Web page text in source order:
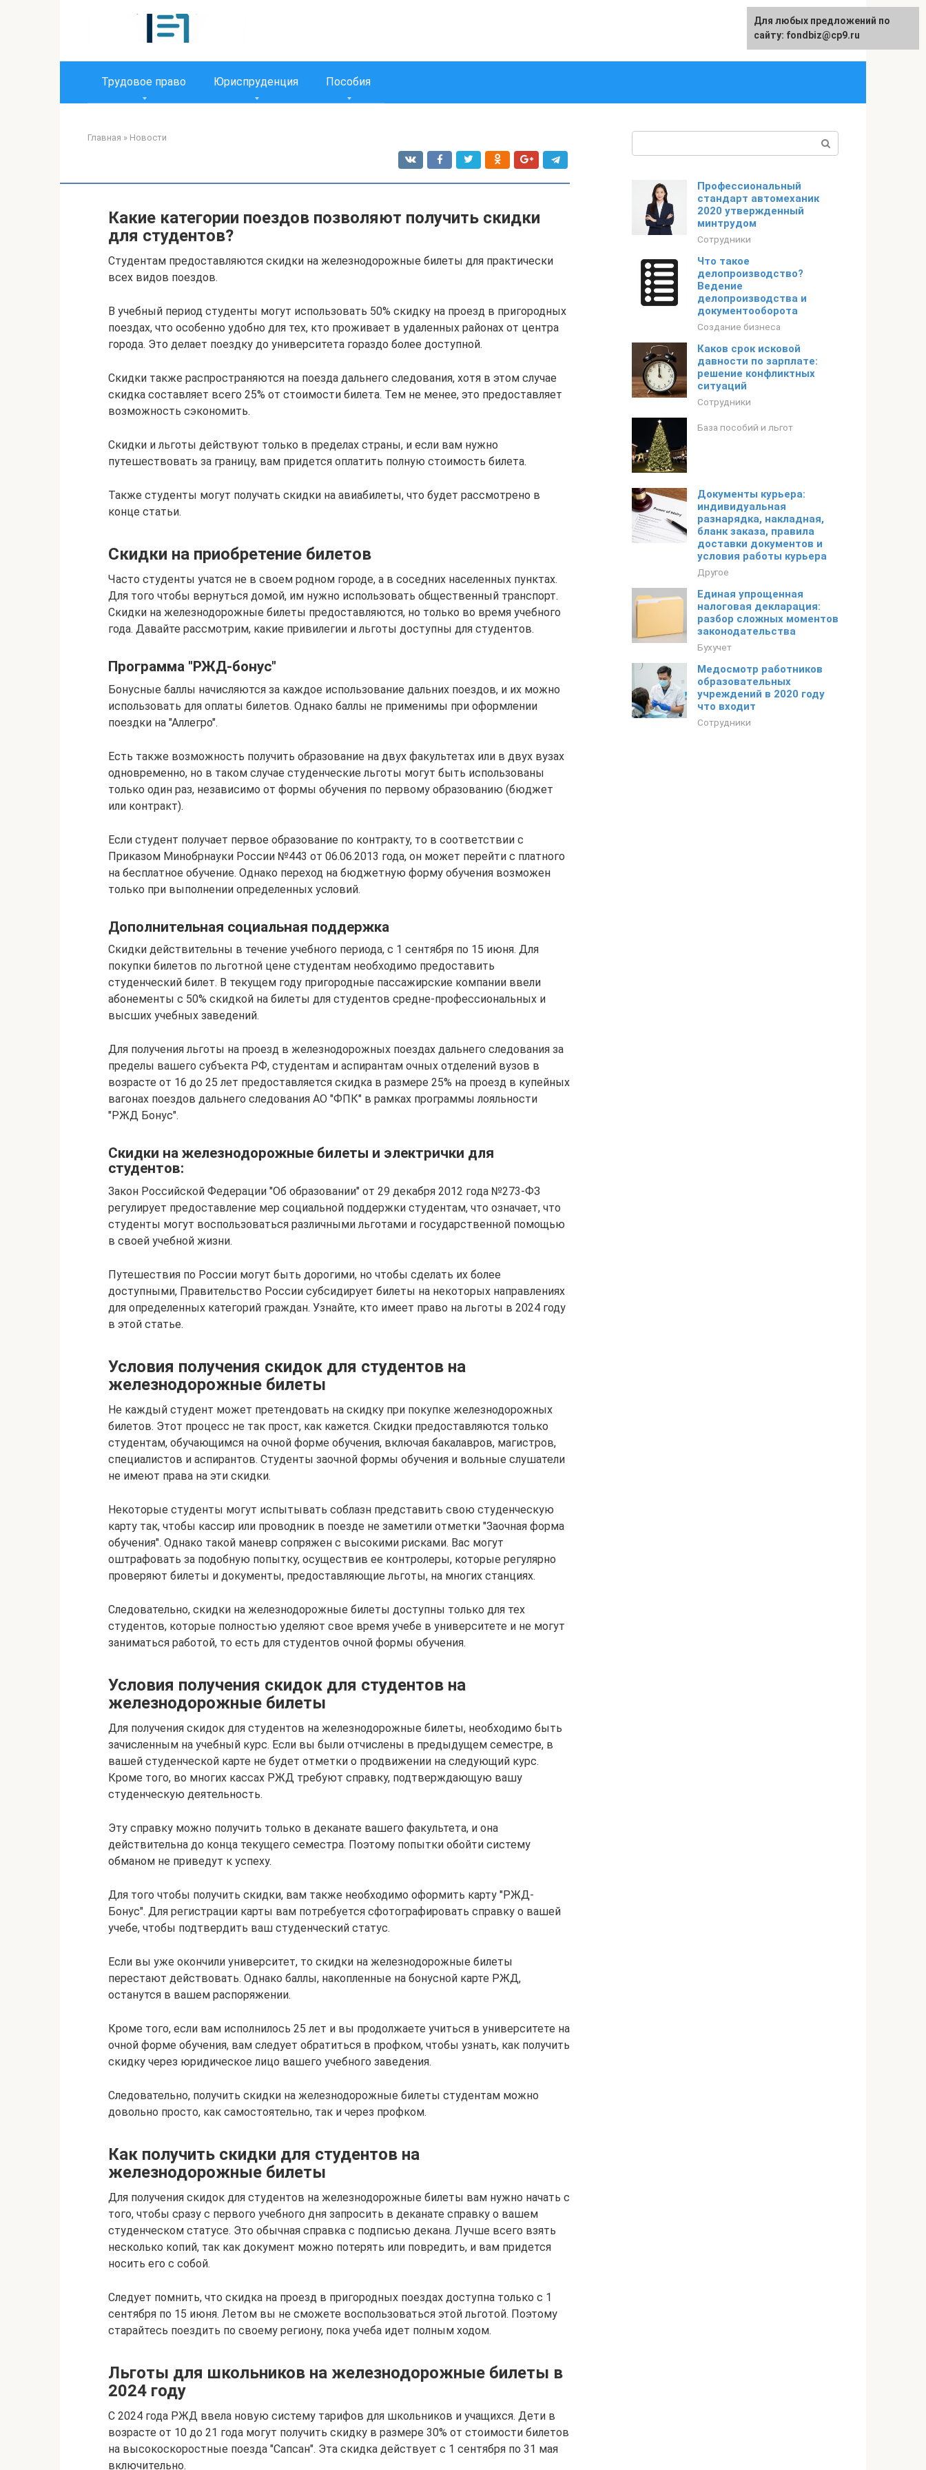
English
Трудовое право Юриспруденция Пособия
Главная » Новости
Какие категории поездов позволяют получить скидки
для студентов?
Студентам предоставляются скидки на железнодорожные билеты для практически
всех видов поездов.
В учебный период студенты могут использовать 50% скидку на проезд в пригородных
поездах, что особенно удобно для тех, кто проживает в удаленных районах от центра
города. Это делает поездку до университета гораздо более доступной.
Скидки также распространяются на поезда дальнего следования, хотя в этом случае
скидка составляет всего 25% от стоимости билета. Тем не менее, это предоставляет
возможность сэкономить.
Скидки и льготы действуют только в пределах страны, и если вам нужно
путешествовать за границу, вам придется оплатить полную стоимость билета.
Также студенты могут получать скидки на авиабилеты, что будет рассмотрено в
конце статьи.
Скидки на приобретение билетов
Часто студенты учатся не в своем родном городе, а в соседних населенных пунктах.
Для того чтобы вернуться домой, им нужно использовать общественный транспорт.
Скидки на железнодорожные билеты предоставляются, но только во время учебного
года. Давайте рассмотрим, какие привилегии и льготы доступны для студентов.
Программа "РЖД-бонус"
Бонусные баллы начисляются за каждое использование дальних поездов, и их можно
использовать для оплаты билетов. Однако баллы не применимы при оформлении
поездки на "Аллегро".
Есть также возможность получить образование на двух факультетах или в двух вузах
одновременно, но в таком случае студенческие льготы могут быть использованы
только один раз, независимо от формы обучения по первому образованию (бюджет
или контракт).
Если студент получает первое образование по контракту, то в соответствии с
Приказом Минобрнауки России №443 от 06.06.2013 года, он может перейти с платного
на бесплатное обучение. Однако переход на бюджетную форму обучения возможен
только при выполнении определенных условий.
Дополнительная социальная поддержка
Скидки действительны в течение учебного периода, с 1 сентября по 15 июня. Для
покупки билетов по льготной цене студентам необходимо предоставить
студенческий билет. В текущем году пригородные пассажирские компании ввели
абонементы с 50% скидкой на билеты для студентов средне-профессиональных и
высших учебных заведений.
Для получения льготы на проезд в железнодорожных поездах дальнего следования за
пределы вашего субъекта РФ, студентам и аспирантам очных отделений вузов в
возрасте от 16 до 25 лет предоставляется скидка в размере 25% на проезд в купейных
вагонах поездов дальнего следования АО "ФПК" в рамках программы лояльности
"РЖД Бонус".
Скидки на железнодорожные билеты и электрички для
студентов:
Закон Российской Федерации "Об образовании" от 29 декабря 2012 года №273-ФЗ
регулирует предоставление мер социальной поддержки студентам, что означает, что
студенты могут воспользоваться различными льготами и государственной помощью
в своей учебной жизни.
Путешествия по России могут быть дорогими, но чтобы сделать их более
доступными, Правительство России субсидирует билеты на некоторых направлениях
для определенных категорий граждан. Узнайте, кто имеет право на льготы в 2024 году
в этой статье.
Условия получения скидок для студентов на
железнодорожные билеты
Не каждый студент может претендовать на скидку при покупке железнодорожных
билетов. Этот процесс не так прост, как кажется. Скидки предоставляются только
студентам, обучающимся на очной форме обучения, включая бакалавров, магистров,
специалистов и аспирантов. Студенты заочной формы обучения и вольные слушатели
не имеют права на эти скидки.
Некоторые студенты могут испытывать соблазн представить свою студенческую
карту так, чтобы кассир или проводник в поезде не заметили отметки "Заочная форма
обучения". Однако такой маневр сопряжен с высокими рисками. Вас могут
оштрафовать за подобную попытку, осуществив ее контролеры, которые регулярно
проверяют билеты и документы, предоставляющие льготы, на многих станциях.
Следовательно, скидки на железнодорожные билеты доступны только для тех
студентов, которые полностью уделяют свое время учебе в университете и не могут
заниматься работой, то есть для студентов очной формы обучения.
Условия получения скидок для студентов на
железнодорожные билеты
Для получения скидок для студентов на железнодорожные билеты, необходимо быть
зачисленным на учебный курс. Если вы были отчислены в предыдущем семестре, в
вашей студенческой карте не будет отметки о продвижении на следующий курс.
Кроме того, во многих кассах РЖД требуют справку, подтверждающую вашу
студенческую деятельность.
Эту справку можно получить только в деканате вашего факультета, и она
действительна до конца текущего семестра. Поэтому попытки обойти систему
обманом не приведут к успеху.
Для того чтобы получить скидки, вам также необходимо оформить карту "РЖД-
Бонус". Для регистрации карты вам потребуется сфотографировать справку о вашей
учебе, чтобы подтвердить ваш студенческий статус.
Если вы уже окончили университет, то скидки на железнодорожные билеты
перестают действовать. Однако баллы, накопленные на бонусной карте РЖД,
останутся в вашем распоряжении.
Кроме того, если вам исполнилось 25 лет и вы продолжаете учиться в университете на
очной форме обучения, вам следует обратиться в профком, чтобы узнать, как получить
скидку через юридическое лицо вашего учебного заведения.
Следовательно, получить скидки на железнодорожные билеты студентам можно
довольно просто, как самостоятельно, так и через профком.
Как получить скидки для студентов на
железнодорожные билеты
Для получения скидок для студентов на железнодорожные билеты вам нужно начать с
того, чтобы сразу с первого учебного дня запросить в деканате справку о вашем
студенческом статусе. Это обычная справка с подписью декана. Лучше всего взять
несколько копий, так как документ можно потерять или повредить, и вам придется
носить его с собой.
Следует помнить, что скидка на проезд в пригородных поездах доступна только с 1
сентября по 15 июня. Летом вы не сможете воспользоваться этой льготой. Поэтому
старайтесь поездить по своему региону, пока учеба идет полным ходом.
Льготы для школьников на железнодорожные билеты в
2024 году
С 2024 года РЖД ввела новую систему тарифов для школьников и учащихся. Дети в
возрасте от 10 до 21 года могут получить скидку в размере 30% от стоимости билетов
на высокоскоростные поезда "Сапсан". Эта скидка действует с 1 сентября по 31 мая
включительно.
Профессиональный
стандарт автомеханик
2020 утвержденный
минтрудом
Сотрудники
Что такое
делопроизводство?
Ведение
делопроизводства и
документооборота
Создание бизнеса
Каков срок исковой
давности по зарплате:
решение конфликтных
ситуаций
Сотрудники
База пособий и льгот
Документы курьера:
индивидуальная
разнарядка, накладная,
бланк заказа, правила
доставки документов и
условия работы курьера
Другое
Единая упрощенная
налоговая декларация:
разбор сложных моментов
законодательства
Бухучет
Медосмотр работников
образовательных
учреждений в 2020 году
что входит
Сотрудники
Для любых предложений по
сайту: fondbiz@cp9.ru